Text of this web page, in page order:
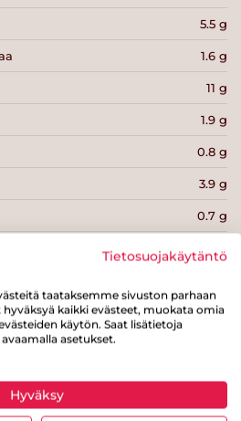
5.5 g
1.6 g
11 g
1.9 g
0.8 g
3.9 g
0.7 g
Jaa tuote
Tietosuojakäytäntö
taataksemme sivuston parhaan
kaikki evästeet, muokata omia
käytön. Saat lisätietoja
asetukset.
Hyväksy